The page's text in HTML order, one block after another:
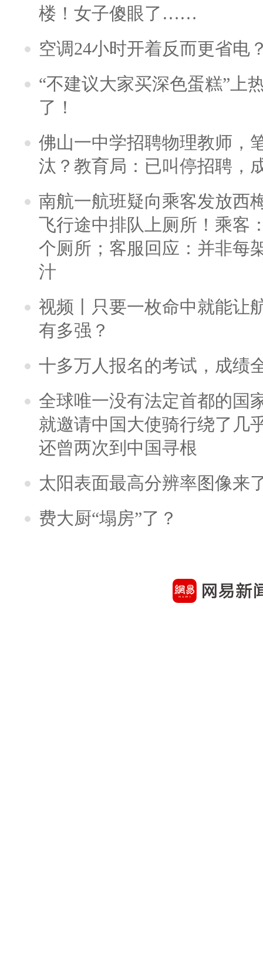
楼！女子傻眼了……
空调24小时开着反而更省电
“不建议大家买深色蛋糕”上
了！
佛山一中学招聘物理教师，
汰？教育局：已叫停招聘，
南航一航班疑向乘客发放西
飞行途中排队上厕所！乘客
个厕所；客服回应：并非每
汁
视频丨只要一枚命中就能让
有多强？
十多万人报名的考试，成绩
全球唯一没有法定首都的国
就邀请中国大使骑行绕了几
还曾两次到中国寻根
太阳表面最高分辨率图像来
费大厨“塌房”了？